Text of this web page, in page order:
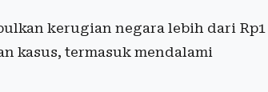
kerugian negara lebih dari Rp1
kasus, termasuk mendalami